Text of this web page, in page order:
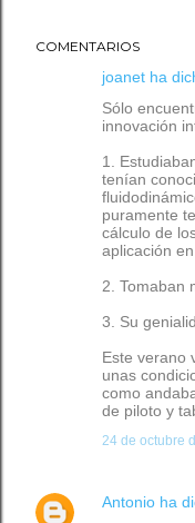
COMENTARIOS
joanet ha
Sólo
innovación
1.
tenían
puramente
cálculo de
aplicación
2. Tomaban
3. Su
Este verano
unas
como
de piloto y
24 de octubre
Antonio ha